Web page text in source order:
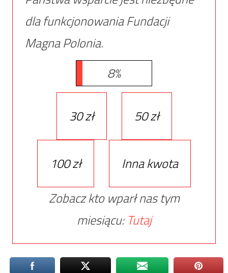
dla funkcjonowania Fundacji
Magna Polonia.
8%
30 zł 50 zł
100 zł
Inna kwota
Zobacz kto wparł nas tym
miesiącu: Tutaj